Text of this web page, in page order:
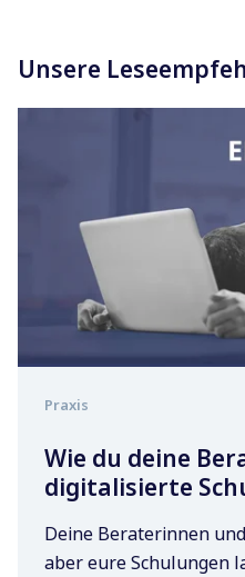
Unsere
Praxis
Wie du deine
digitalisierte
Deine Beraterinnen
aber eure Schulungen